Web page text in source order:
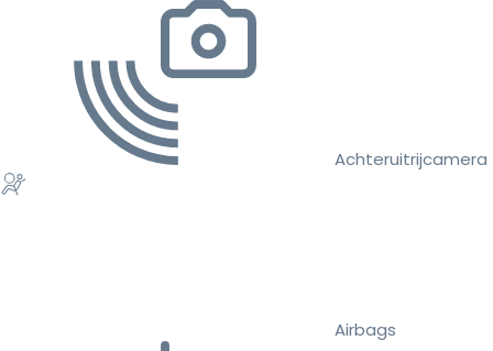
Achteruitrijcamera
Airbags